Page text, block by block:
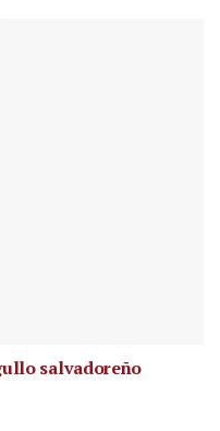
salvadoreño